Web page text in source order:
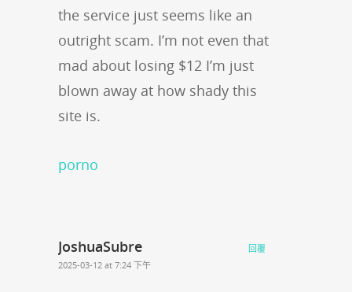
the service just seems like an
outright scam. I’m not even that
mad about losing $12 I’m just
blown away at how shady this
site is.
porno
JoshuaSubre
2025-03-12 at 7:24 下午
回覆